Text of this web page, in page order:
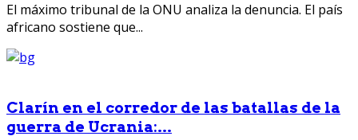
El máximo tribunal de la ONU analiza la denuncia. El país
africano sostiene que...
Clarín en el corredor de las batallas de la
guerra de Ucrania:...